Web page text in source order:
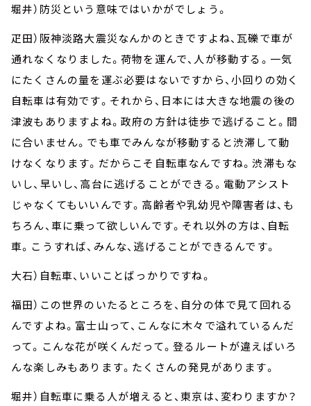
堀井）防災という意味ではいかがでしょう。
疋田）阪神淡路大震災なんかのときですよね、瓦礫で車が
通れなくなりました。荷物を運んで、人が移動する。一気
にたくさんの量を運ぶ必要はないですから、小回りの効く
自転車は有効です。それから、日本には大きな地震の後の
津波もありますよね。政府の方針は徒歩で逃げること。間
に合いません。でも車でみんなが移動すると渋滞して動
けなくなります。だからこそ自転車なんですね。渋滞もな
いし、早いし、高台に逃げることができる。電動アシスト
じゃなくてもいいんです。高齢者や乳幼児や障害者は、も
ちろん、車に乗って欲しいんです。それ以外の方は、自転
車。こうすれば、みんな、逃げることができるんです。
大石）自転車、いいことばっかりですね。
福田）この世界のいたるところを、自分の体で見て回れる
んですよね。富士山って、こんなに木々で溢れているんだ
って。こんな花が咲くんだって。登るルートが違えばいろ
んな楽しみもあります。たくさんの発見があります。
堀井）自転車に乗る人が増えると、東京は、変わりますか？